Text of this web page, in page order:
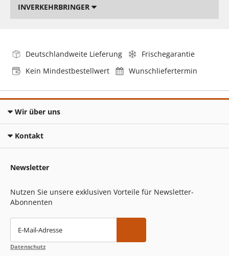
INVERKEHRBRINGER
Deutschlandweite Lieferung
Frischegarantie
Kein Mindestbestellwert
Wunschliefertermin
Wir über uns
Kontakt
Newsletter
Nutzen Sie unsere exklusiven Vorteile für Newsletter-
Abonnenten
E-Mail-Adresse
Datenschutz